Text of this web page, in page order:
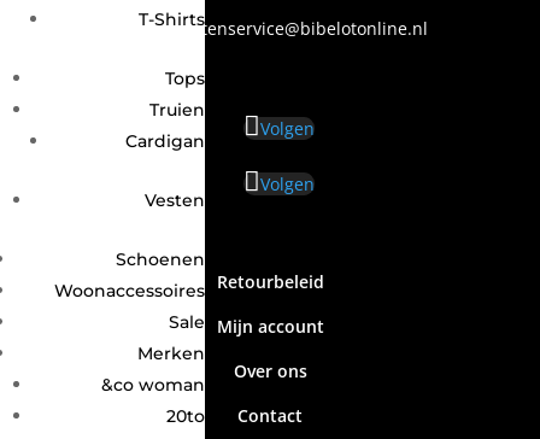
T-Shirts
Tops
Truien
Cardigan
Vesten
Schoenen
Woonaccessoires
Sale
Merken
&co woman
20to
Email:klantenservice@bibelotonline.nl
Volgen
Volgen
Retourbeleid
Mijn account
Over ons
Contact